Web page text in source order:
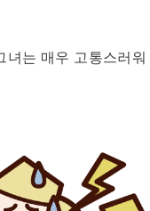
는 매우 고통스러